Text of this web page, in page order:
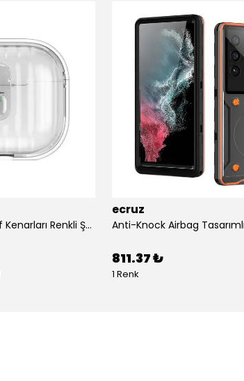
Airpods 4 Uyumlu Kılıf Kenarları Renkli Şeffaf Dilimli Silikon Ecruz Airbag 40 Uyumlu Kılıf
ecruz
811.37 ₺
1 Renk